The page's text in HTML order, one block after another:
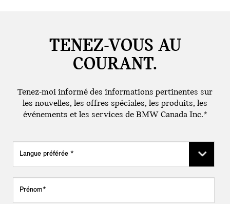
TENEZ-VOUS AU
COURANT.
Tenez-moi informé des informations pertinentes sur
les nouvelles, les offres spéciales, les produits, les
événements et les services de BMW Canada Inc.*